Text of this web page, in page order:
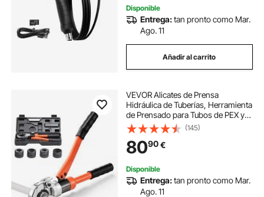
Disponible
Entrega:tan pronto como Mar.
Ago. 11
Añadir al carrito
VEVOR Alicates de Prensa
Hidráulica de Tuberías, Herramienta
de Prensado para Tubos de PEX y
Aluminio-plástico con 4 Mordazas
TH16, TH20, TH26, TH32, para
Reparaciones, Instalaciones de
Fontanería
(145)
8090€
Disponible
Entrega:tan pronto como Mar.
Ago. 11